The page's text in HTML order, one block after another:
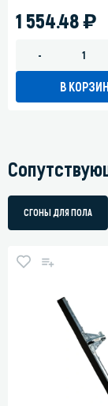
1 554.48)
-
В
СГОНЫ ДЛЯ ПОЛА